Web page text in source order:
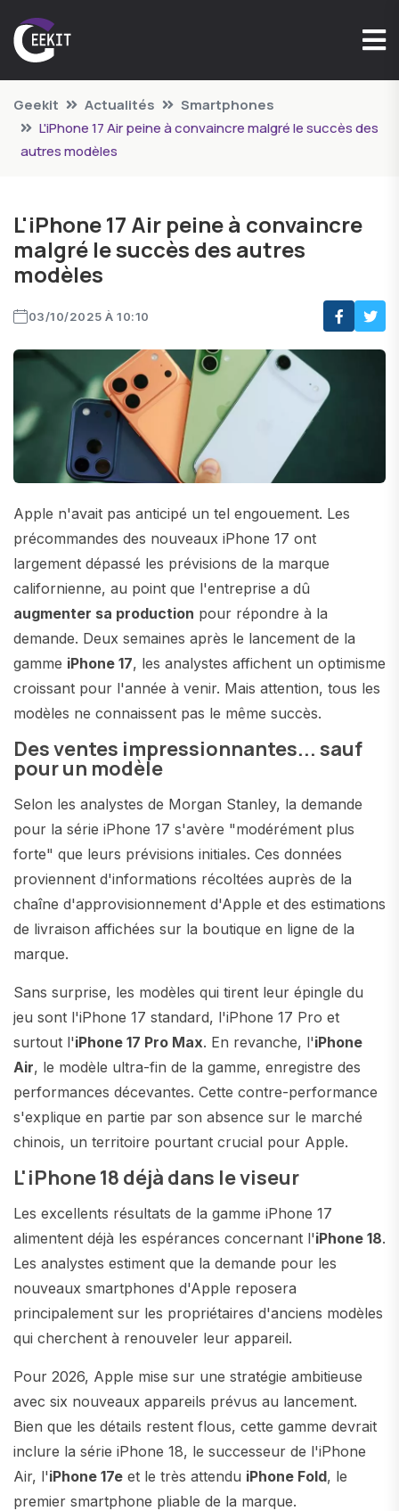
Geekit Actualités
Smartphones
L'iPhone 17 Air peine à convaincre malgré le succès des
autres modèles
L'iPhone 17 Air peine à convaincre
malgré le succès des autres
modèles
03/10/2025 À 10:10
Apple n'avait pas anticipé un tel engouement. Les
précommandes des nouveaux iPhone 17 ont
largement dépassé les prévisions de la marque
californienne, au point que l'entreprise a dû
augmenter sa production pour répondre à la
demande. Deux semaines après le lancement de la
gamme iPhone 17, les analystes affichent un optimisme
croissant pour l'année à venir. Mais attention, tous les
modèles ne connaissent pas le même succès.
Des ventes impressionnantes... sauf
pour un modèle
Selon les analystes de Morgan Stanley, la demande
pour la série iPhone 17 s'avère "modérément plus
forte" que leurs prévisions initiales. Ces données
proviennent d'informations récoltées auprès de la
chaîne d'approvisionnement d'Apple et des estimations
de livraison affichées sur la boutique en ligne de la
marque.
Sans surprise, les modèles qui tirent leur épingle du
jeu sont l'iPhone 17 standard, l'iPhone 17 Pro et
surtout l'iPhone 17 Pro Max. En revanche, l'iPhone
Air, le modèle ultra-fin de la gamme, enregistre des
performances décevantes. Cette contre-performance
s'explique en partie par son absence sur le marché
chinois, un territoire pourtant crucial pour Apple.
L'iPhone 18 déjà dans le viseur
Les excellents résultats de la gamme iPhone 17
alimentent déjà les espérances concernant l'iPhone 18.
Les analystes estiment que la demande pour les
nouveaux smartphones d'Apple reposera
principalement sur les propriétaires d'anciens modèles
qui cherchent à renouveler leur appareil.
Pour 2026, Apple mise sur une stratégie ambitieuse
avec six nouveaux appareils prévus au lancement.
Bien que les détails restent flous, cette gamme devrait
inclure la série iPhone 18, le successeur de l'iPhone
Air, l'iPhone 17e et le très attendu iPhone Fold, le
premier smartphone pliable de la marque.